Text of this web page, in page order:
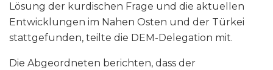
Lösung der kurdischen Frage und die aktuellen
Entwicklungen im Nahen Osten und der Türkei
stattgefunden, teilte die DEM-Delegation mit.
Die Abgeordneten berichten, dass der